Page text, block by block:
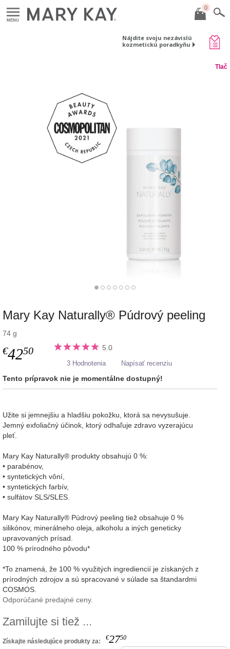
MENU
0
Nájdite svoju nezávislú
kozmetickú poradkyňu
Tlač
Mary Kay Naturally® Púdrový peeling
74 g
€4250 5.0
3 Hodnotenia Napísať recenziu
Tento prípravok nie je momentálne dostupný!
Užite si jemnejšiu a hladšiu pokožku, ktorá sa nevysušuje.
Jemný exfoliačný účinok, ktorý odhaľuje zdravo vyzerajúcu
pleť.
Mary Kay Naturally® produkty obsahujú 0 %:
• parabénov,
• syntetických vôní,
• syntetických farbív,
• sulfátov SLS/SLES.
Mary Kay Naturally® Púdrový peeling tiež obsahuje 0 %
silikónov, minerálneho oleja, alkoholu a iných geneticky
upravovaných prísad.
100 % prírodného pôvodu*
*To znamená, že 100 % využitých ingrediencií je získaných z
prírodných zdrojov a sú spracované v súlade sa štandardmi
COSMOS.
Odporúčané predajné ceny.
Zamilujte si tiež ...
Získajte následujúce produkty za: €2750